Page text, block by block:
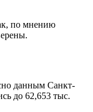
по мнению
данным Санкт-
до 62,653 тыс.